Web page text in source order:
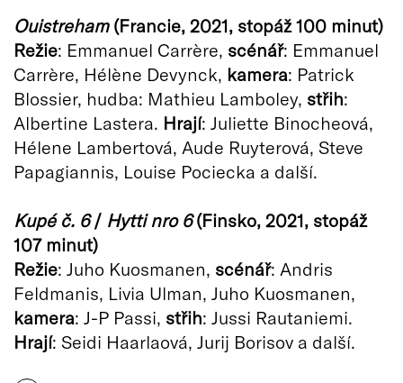
Ouistreham(Francie, 2021, stopáž 100 minut)
Režie: Emmanuel Carrère, scénář: Emmanuel
Carrère, Hélène Devynck, kamera: Patrick
Blossier, hudba: Mathieu Lamboley, střih:
Albertine Lastera. Hrají: Juliette Binocheová,
Hélene Lambertová, Aude Ruyterová, Steve
Papagiannis, Louise Pociecka a další.
Kupé č. 6/ Hytti nro 6(Finsko, 2021, stopáž
107 minut)
Režie: Juho Kuosmanen, scénář: Andris
Feldmanis, Livia Ulman, Juho Kuosmanen,
kamera: J-P Passi, střih: Jussi Rautaniemi.
Hrají: Seidi Haarlaová, Jurij Borisov a další.